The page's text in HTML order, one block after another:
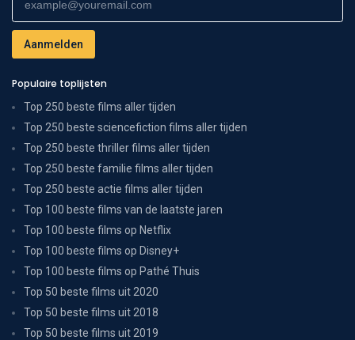
Populaire toplijsten
Top 250 beste films aller tijden
Top 250 beste sciencefiction films aller tijden
Top 250 beste thriller films aller tijden
Top 250 beste familie films aller tijden
Top 250 beste actie films aller tijden
Top 100 beste films van de laatste jaren
Top 100 beste films op Netflix
Top 100 beste films op Disney+
Top 100 beste films op Pathé Thuis
Top 50 beste films uit 2020
Top 50 beste films uit 2018
Top 50 beste films uit 2019